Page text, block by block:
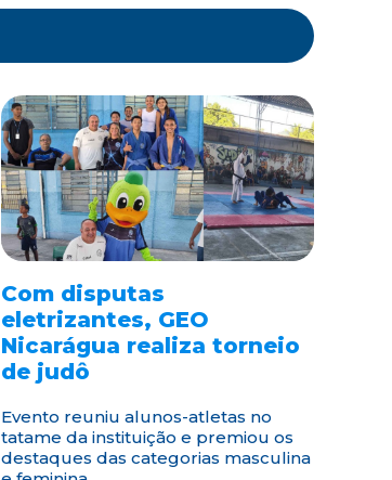
Com disputas
eletrizantes, GEO
Nicarágua realiza torneio
de judô
Evento reuniu alunos-atletas no
tatame da instituição e premiou os
destaques das categorias masculina